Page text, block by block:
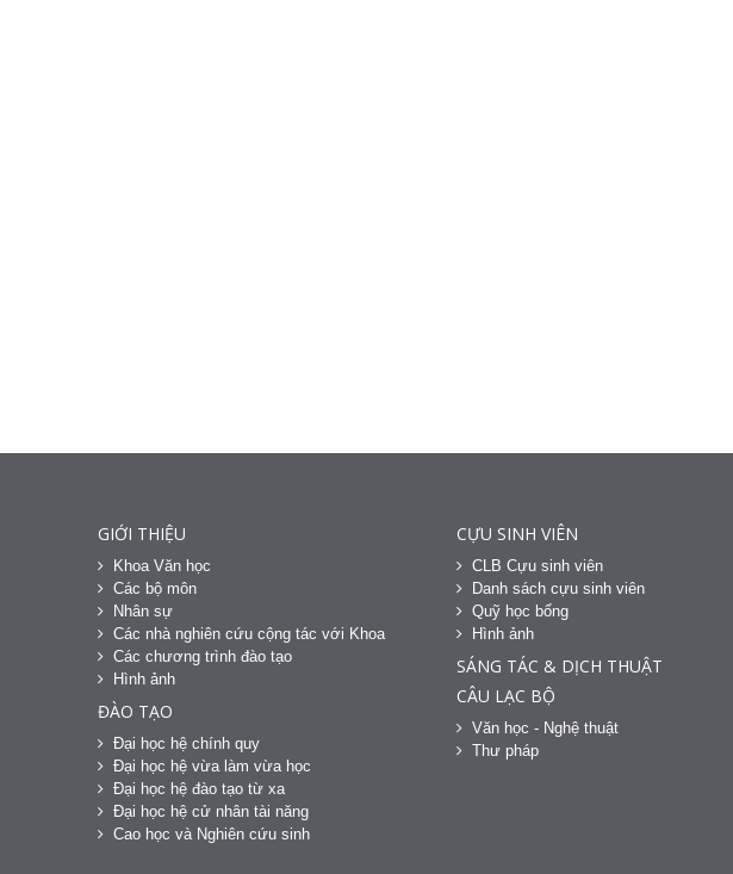
GIỚI THIỆU
Khoa Văn học
Các bộ môn
Nhân sự
Các nhà nghiên cứu cộng tác với Khoa
Các chương trình đào tạo
CỰU SINH VIÊN
CLB Cựu sinh viên